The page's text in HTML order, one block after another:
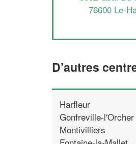
76600 Le-
D’autres
Harfleur
Gonfreville-l'Orcher
Montivilliers